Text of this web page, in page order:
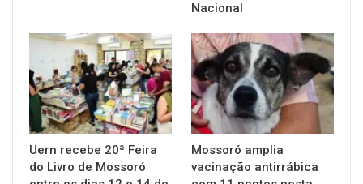
Nacional
Uern recebe 20ª Feira
do Livro de Mossoró
Mossoró amplia
vacinação antirrábica